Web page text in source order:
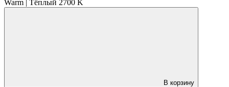
Warm | Тёплый 2700 K
В корзину